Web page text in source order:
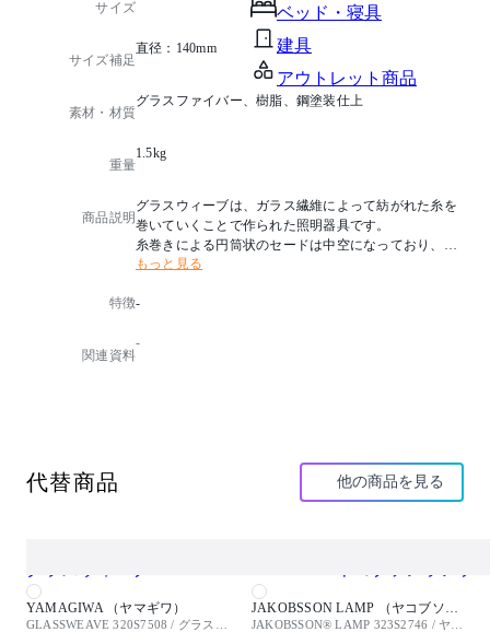
ベッド・寝具
建具
アウトレット商品
サイズ
サイズ補足
直径：140mm
素材・材質
グラスファイバー、樹脂、鋼塗装仕上
重量
1.5kg
商品説明
グラスウィーブは、ガラス繊維によって紡がれた糸を
巻いていくことで作られた照明器具です。
糸巻きによる円筒状のセードは中空になっており、ベ
ース内部のランプから光を受け、セードの繊維に反射
効果を織り出します。
度がありながらも軽量で柔らかいため、どのような空
もっと見る
特徴-
関連資料
-
代替商品 他の商品を見る
YAMAGIWA （ヤマギワ）